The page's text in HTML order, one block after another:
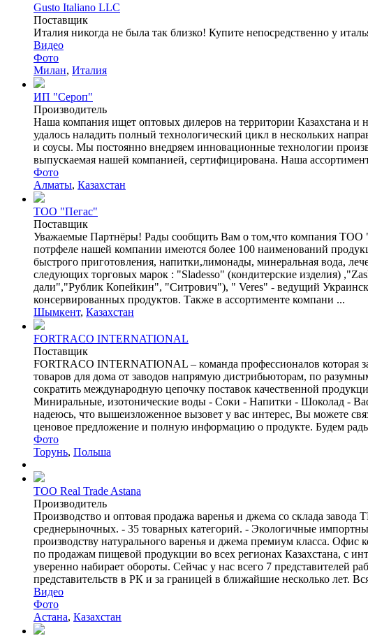
Gusto Italiano LLC
Поставщик
Италия никогда не была так близко! Купите непосредственно у
Видео
Фото
Милан, Италия
ИП "Сероп"
Производитель
Наша компания ищет оптовых дилеров на территории Казахстана и
удалось наладить полный технологический цикл в нескольких
и соусы. Мы постоянно внедряем инновационные технологии
выпускаемая нашей компанией, сертифицирована. Наша
Фото
Алматы, Казахстан
ТОО "Пегас"
Поставщик
Уважаемые Партнёры! Рады сообщить Вам о том,что компания ТОО
потрфеле нашей компании имеются более 100 наименований
быстрого приготовления, напитки,лимонады, минеральная вода,
следующих торговых марок : "Sladesso" (кондитерские изделия)
дали","Рублик Копейкин", "Ситрович"), " Veres" - ведущий
консервированных продуктов. Также в ассортименте компани ...
Шымкент, Казахстан
FORTRACO INTERNATIONAL
Поставщик
FORTRACO INTERNATIONAL – команда профессионалов которая
товаров для дома от заводов напрямую дистрибьюторам, по
сократить международную цепочку поставок качественной
Миниральные, изотонические воды - Соки - Напитки - Шоколад -
надеюсь, что вышеизложенное вызовет у вас интерес, Вы можете
ценовое предложение и полную информацию о продукте. Будем
Фото
Торунь, Польша
ТОО Real Trade Astana
Производитель
Производство и оптовая продажа варенья и джема со склада
среднерыночных. - 35 товарных категорий. - Экологичные
производству натурального варенья и джема премиум класса.
по продажам пищевой продукции во всех регионах Казахстана, с
уверенно набирает обороты. Сейчас у нас всего 7 представителей
представительств в РК и за границей в ближайшие несколько лет.
Видео
Фото
Астана, Казахстан